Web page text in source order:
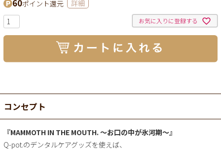
60ポイント還元 詳細
お気に入りに登録する
コンセプト
『MAMMOTH IN THE MOUTH. ～お口の中が氷河期～』
Q-pot.のデンタルケアグッズを使えば、